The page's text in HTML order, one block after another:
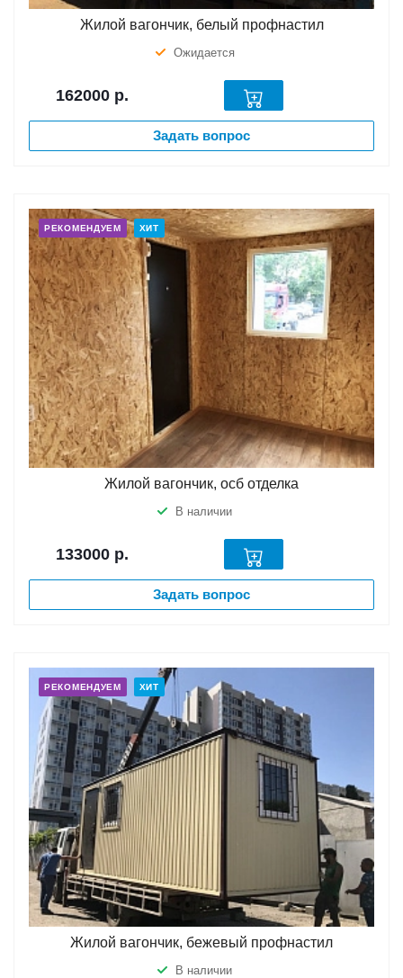
Жилой вагончик, белый профнастил
Ожидается
162000 р.
Задать вопрос
РЕКОМЕНДУЕМ ХИТ
Жилой вагончик, осб отделка
В наличии
133000 р.
Задать вопрос
РЕКОМЕНДУЕМ ХИТ
Жилой вагончик, бежевый профнастил
В наличии